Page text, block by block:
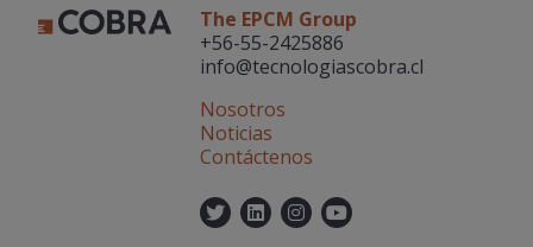
The EPCM Group
+56-55-2425886
info@tecnologiascobra.cl
Nosotros
Noticias
Contáctenos
Twitter
Linkedin
Instagram
YouTube